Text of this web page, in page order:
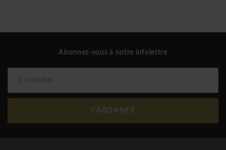
Abonnez-vous à notre infolettre
S'ABONNER